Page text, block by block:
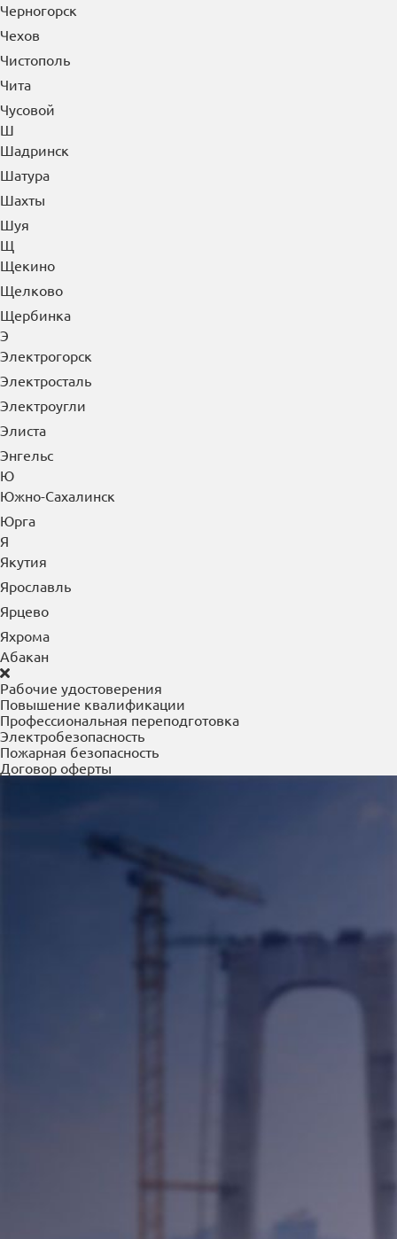
Черногорск
Чехов
Чистополь
Чита
Чусовой
Ш
Шадринск
Шатура
Шахты
Шуя
Щ
Щекино
Щелково
Щербинка
Э
Электрогорск
Электросталь
Электроугли
Элиста
Энгельс
Ю
Южно-Сахалинск
Юрга
Я
Якутия
Ярославль
Ярцево
Яхрома
Абакан
Рабочие удостоверения
Повышение квалификации
Профессиональная переподготовка
Электробезопасность
Пожарная безопасность
Договор оферты